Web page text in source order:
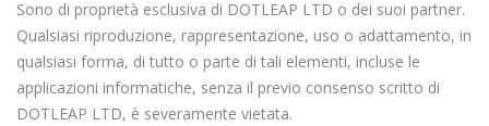
Sono di proprietà esclusiva di DOTLEAP LTD o dei suoi partner.
Qualsiasi riproduzione, rappresentazione, uso o adattamento, in
qualsiasi forma, di tutto o parte di tali elementi, incluse le
applicazioni informatiche, senza il previo consenso scritto di
DOTLEAP LTD, è severamente vietata.